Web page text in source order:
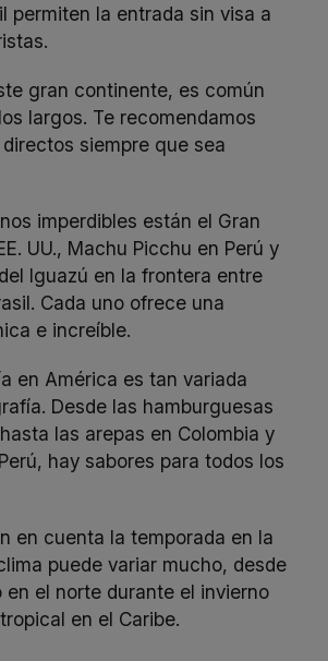
permiten la entrada sin visa a
gran continente, es común
largos. Te recomendamos
siempre que sea
imperdibles están el Gran
UU., Machu Picchu en Perú y
Iguazú en la frontera entre
Cada uno ofrece una
e increíble.
en América es tan variada
Desde las hamburguesas
hasta las arepas en Colombia y
hay sabores para todos los
en cuenta la temporada en la
puede variar mucho, desde
en el norte durante el invierno
en el Caribe.